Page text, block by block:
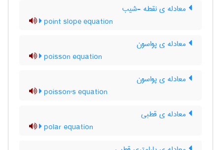
معادله ی نقطه -شیب
point slope equation
معادله ی پواسون
poisson equation
معادله ی پواسون
poisson's equation
معادله ی قطبی
polar equation